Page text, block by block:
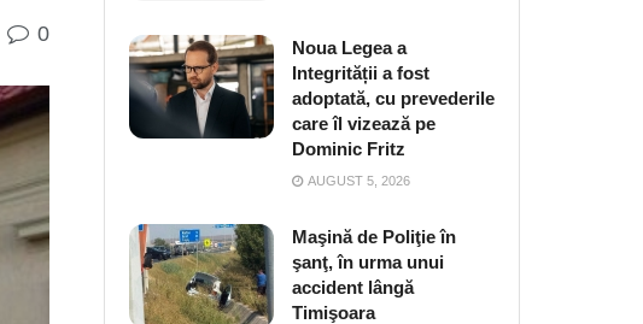
0
Noua Legea a
Integrității a fost
adoptată, cu prevederile
care îl vizează pe
Dominic Fritz
AUGUST 5, 2026
Maşină de Poliţie în
şanţ, în urma unui
accident lângă
Timişoara